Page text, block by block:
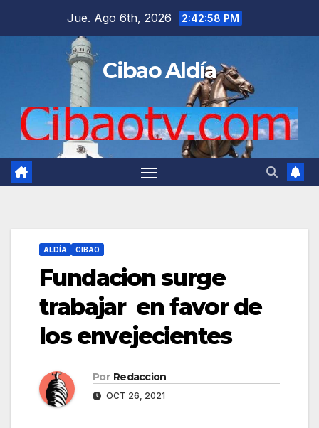
Jue. Ago 6th, 2026 2:42:59 PM
Cibao Aldía
ALDÍA CIBAO
Fundacion surge
trabajar en favor de
los envejecientes
Por Redaccion
OCT 26, 2021